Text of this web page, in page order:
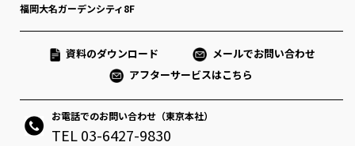
福岡大名ガーデンシティ8F
資料のダウンロード
メールでお問い合わせ
アフターサービスはこちら
お電話でのお問い合わせ（東京本社）
TEL 03-6427-9830